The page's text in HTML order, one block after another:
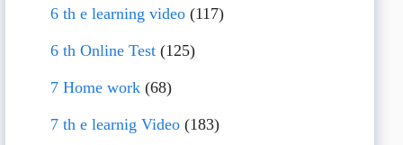
6 th e learning video (117)
6 th Online Test (125)
7 Home work (68)
7 th e learnig Video (183)